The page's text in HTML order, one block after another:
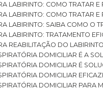
LABIRINTO: COMO TRATAR
LABIRINTO: COMO TRATAR
LABIRINTO: SAIBA COMO O
LABIRINTO: TRATAMENTO
REABILITAÇÃO DO
DOMICILIAR É A
DOMICILIAR É
DOMICILIAR EFICAZ
DOMICILIAR